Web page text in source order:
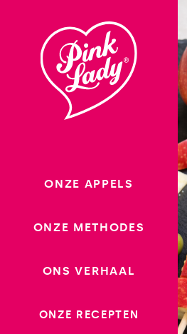
inhoud
ONZE APPELS
ONZE METHODES
ONS VERHAAL
ONZE RECEPTEN